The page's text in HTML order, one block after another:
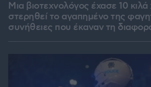
Μια βιοτεχνολόγος έχασε 10 κιλά
στερηθεί το αγαπημένο της
συνήθειες που έκαναν τη